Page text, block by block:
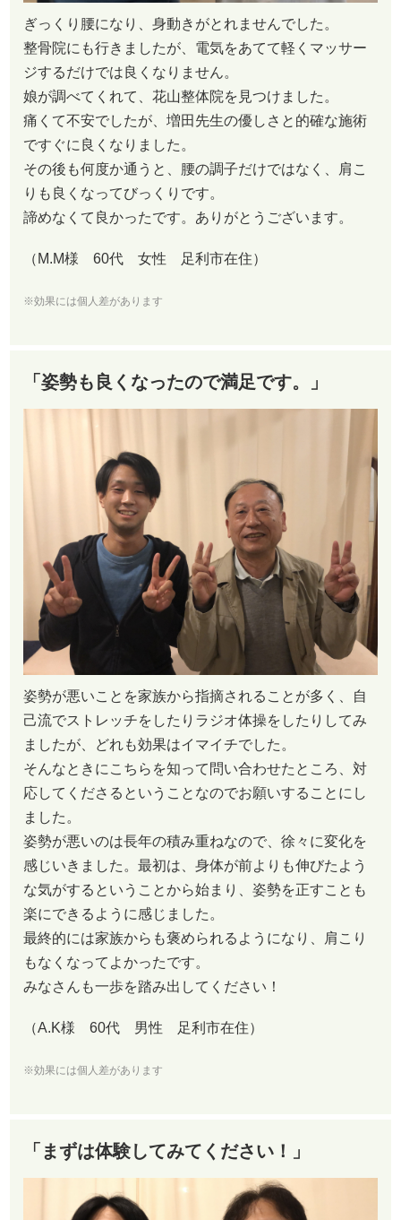
ぎっくり腰になり、身動きがとれませんでした。
整骨院にも行きましたが、電気をあてて軽くマッサー
ジするだけでは良くなりません。
娘が調べてくれて、花山整体院を見つけました。
痛くて不安でしたが、増田先生の優しさと的確な施術
ですぐに良くなりました。
その後も何度か通うと、腰の調子だけではなく、肩こ
りも良くなってびっくりです。
諦めなくて良かったです。ありがとうございます。
（M.M様 60代 女性 足利市在住）
※効果には個人差があります
「姿勢も良くなったので満足です。」
姿勢が悪いことを家族から指摘されることが多く、自
己流でストレッチをしたりラジオ体操をしたりしてみ
ましたが、どれも効果はイマイチでした。
そんなときにこちらを知って問い合わせたところ、対
応してくださるということなのでお願いすることにし
ました。
姿勢が悪いのは長年の積み重ねなので、徐々に変化を
感じいきました。最初は、身体が前よりも伸びたよう
な気がするということから始まり、姿勢を正すことも
楽にできるように感じました。
最終的には家族からも褒められるようになり、肩こり
もなくなってよかったです。
みなさんも一歩を踏み出してください！
（A.K様 60代 男性 足利市在住）
※効果には個人差があります
「まずは体験してみてください！」